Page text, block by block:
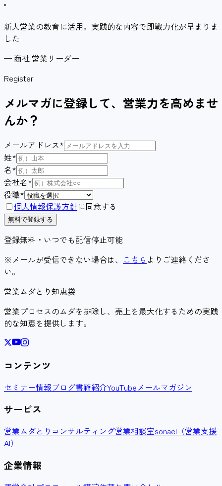
"
新人営業の教育に活用。実践的な内容で即戦力化が早まりま
した
— 商社 営業リーダー
Register
メルマガに登録して、営業力を高めませ
んか？
メールアドレス*
姓*
名*
会社名*
役職*
個人情報保護方針に同意する
無料で登録する
登録無料・いつでも配信停止可能
※メールが受信できない場合は、 こちら よりご連絡くださ
い。
営業ムダとり知恵袋
営業プロセスのムダを排除し、売上を最大化するための実践
的な知恵を提供します。
コンテンツ
セミナー情報ブログ書籍紹介YouTubeメールマガジン
サービス
営業ムダとりコンサルティング営業相談室sonael（営業支援
AI）
企業情報